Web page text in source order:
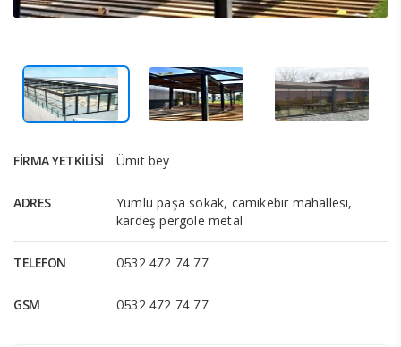
FIRMA YETKILISI Ümit bey
ADRES
Yumlu paşa sokak, camikebir mahallesi,
kardeş pergole metal
TELEFON 0532 472 74 77
GSM 0532 472 74 77